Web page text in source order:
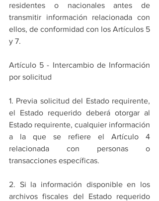
residentes o nacionales antes de
transmitir información relacionada con
ellos, de conformidad con los Artículos 5
y 7.
Artículo 5 - Intercambio de Información
por solicitud
1. Previa solicitud del Estado requirente,
el Estado requerido deberá otorgar al
Estado requirente, cualquier información
a la que se refiere el Artículo 4
relacionada con personas o
transacciones específicas.
2. Si la información disponible en los
archivos fiscales del Estado requerido